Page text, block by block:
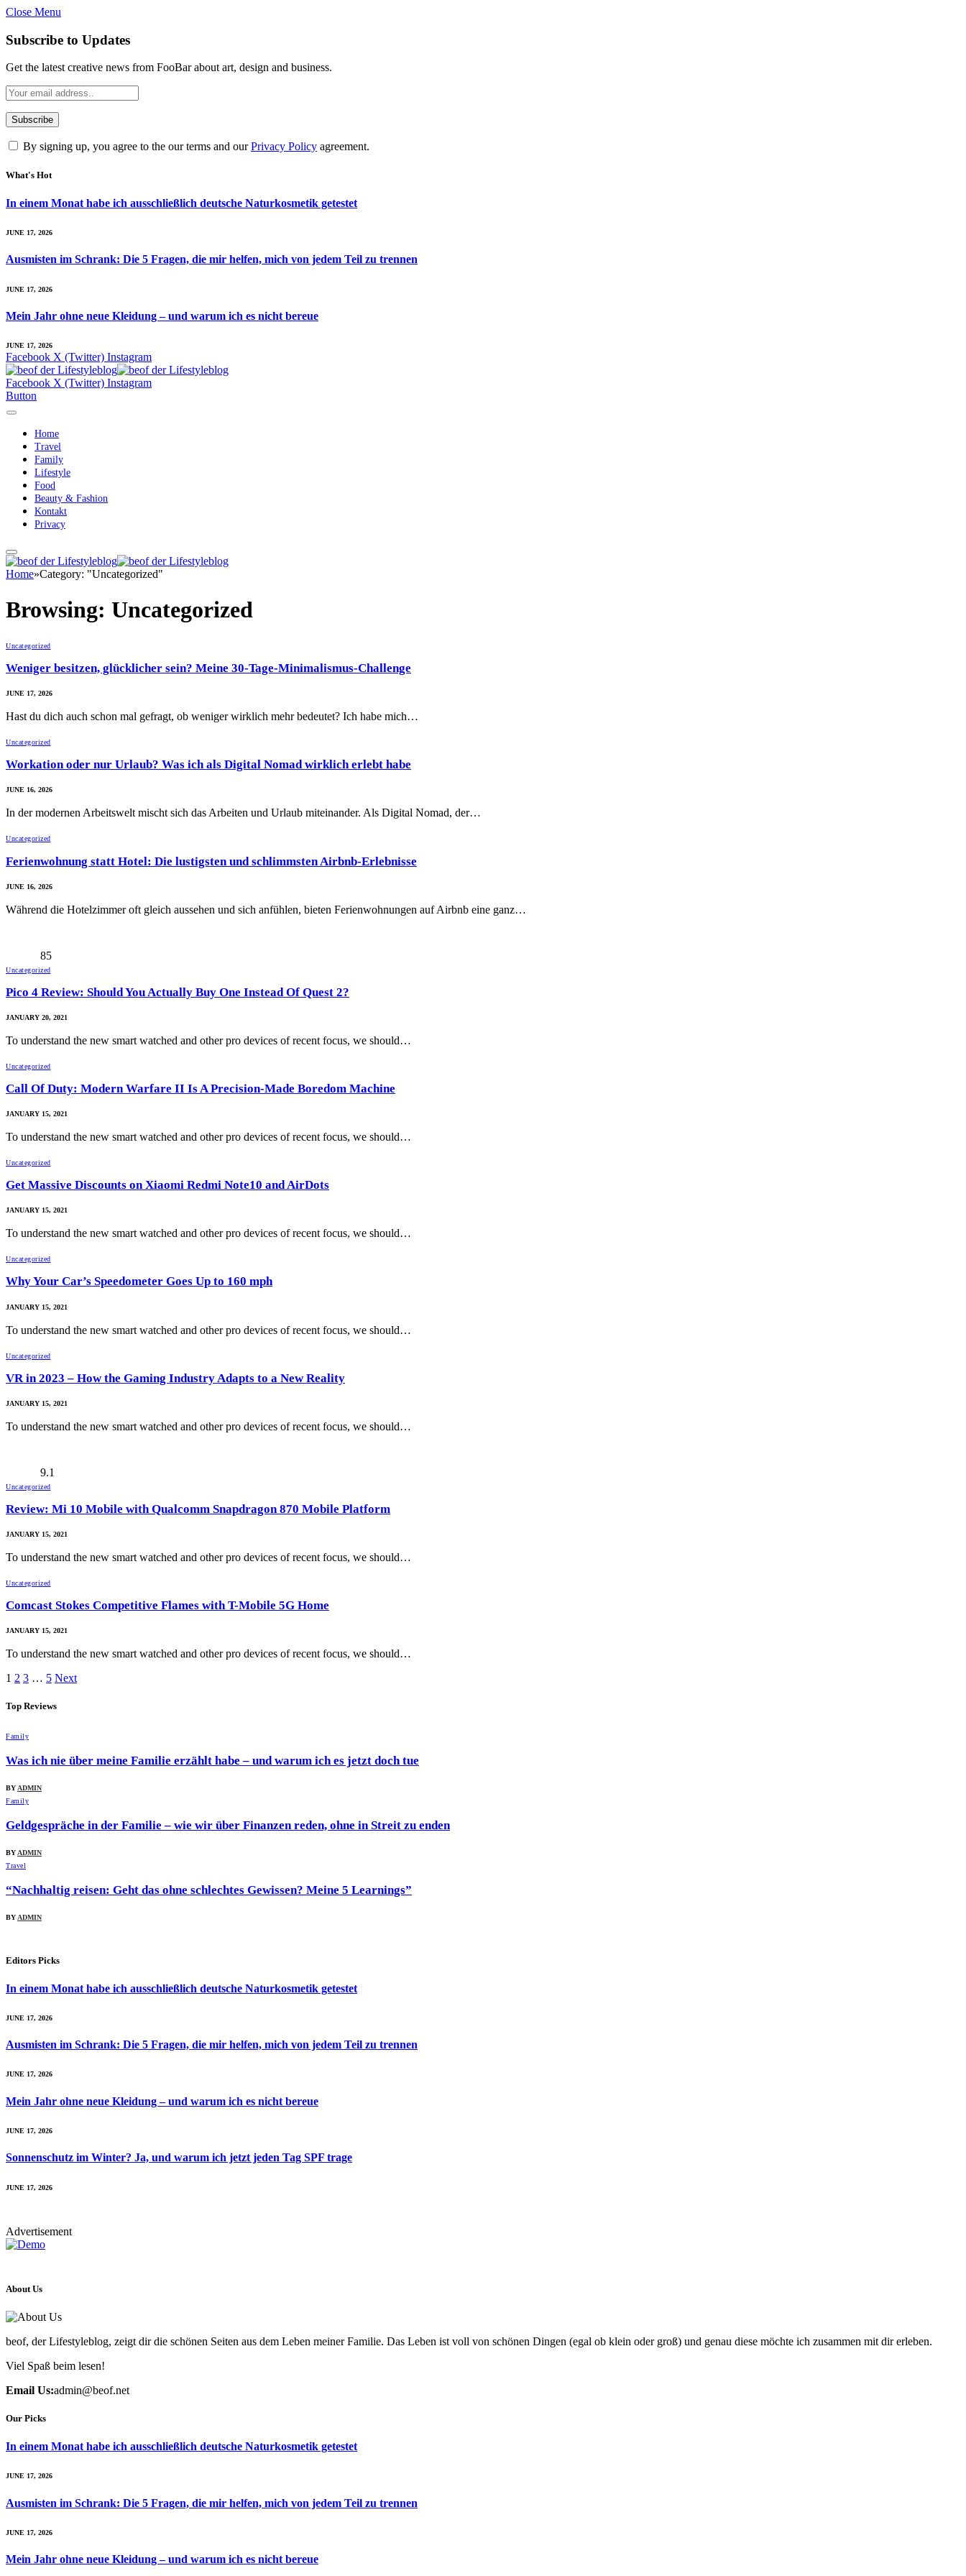
Close Menu
Subscribe to Updates
Get the latest creative news from FooBar about art, design and business.
By signing up, you agree to the our terms and ourPrivacy Policy agreement.
What's Hot
In einem Monat habe ich ausschließlich deutsche Naturkosmetik getestet
JUNE 17, 2026
Ausmisten im Schrank: Die 5 Fragen, die mir helfen, mich von jedem Teil zu trennen
JUNE 17, 2026
Mein Jahr ohne neue Kleidung – und warum ich es nicht bereue
JUNE 17, 2026
Facebook X (Twitter) Instagram
Facebook X (Twitter) Instagram
Button
Home
Travel
Family
Lifestyle
Food
Beauty & Fashion
Kontakt
Privacy
Home»Category: "Uncategorized"
Browsing: Uncategorized
Uncategorized
Weniger besitzen, glücklicher sein? Meine 30-Tage-Minimalismus-Challenge
JUNE 17, 2026
Hast du dich auch schon mal gefragt, ob weniger wirklich mehr bedeutet? Ich habe mich…
Uncategorized
Workation oder nur Urlaub? Was ich als Digital Nomad wirklich erlebt habe
JUNE 16, 2026
In der modernen Arbeitswelt mischt sich das Arbeiten und Urlaub miteinander. Als Digital Nomad, der…
Uncategorized
Ferienwohnung statt Hotel: Die lustigsten und schlimmsten Airbnb-Erlebnisse
JUNE 16, 2026
Während die Hotelzimmer oft gleich aussehen und sich anfühlen, bieten Ferienwohnungen auf Airbnb eine ganz…
85
Uncategorized
Pico 4 Review: Should You Actually Buy One Instead Of Quest 2?
JANUARY 20, 2021
To understand the new smart watched and other pro devices of recent focus, we should…
Uncategorized
Call Of Duty: Modern Warfare II Is A Precision-Made Boredom Machine
JANUARY 15, 2021
To understand the new smart watched and other pro devices of recent focus, we should…
Uncategorized
Get Massive Discounts on Xiaomi Redmi Note10 and AirDots
JANUARY 15, 2021
To understand the new smart watched and other pro devices of recent focus, we should…
Uncategorized
Why Your Car’s Speedometer Goes Up to 160 mph
JANUARY 15, 2021
To understand the new smart watched and other pro devices of recent focus, we should…
Uncategorized
VR in 2023 – How the Gaming Industry Adapts to a New Reality
JANUARY 15, 2021
To understand the new smart watched and other pro devices of recent focus, we should…
9.1
Uncategorized
Review: Mi 10 Mobile with Qualcomm Snapdragon 870 Mobile Platform
JANUARY 15, 2021
To understand the new smart watched and other pro devices of recent focus, we should…
Uncategorized
Comcast Stokes Competitive Flames with T-Mobile 5G Home
JANUARY 15, 2021
To understand the new smart watched and other pro devices of recent focus, we should…
1 2 3 … 5 Next
Top Reviews
Family
Was ich nie über meine Familie erzählt habe – und warum ich es jetzt doch tue
BY ADMIN
Family
Geldgespräche in der Familie – wie wir über Finanzen reden, ohne in Streit zu enden
BY ADMIN
Travel
“Nachhaltig reisen: Geht das ohne schlechtes Gewissen? Meine 5 Learnings”
BY ADMIN
Editors Picks
In einem Monat habe ich ausschließlich deutsche Naturkosmetik getestet
JUNE 17, 2026
Ausmisten im Schrank: Die 5 Fragen, die mir helfen, mich von jedem Teil zu trennen
JUNE 17, 2026
Mein Jahr ohne neue Kleidung – und warum ich es nicht bereue
JUNE 17, 2026
Sonnenschutz im Winter? Ja, und warum ich jetzt jeden Tag SPF trage
JUNE 17, 2026
Advertisement
About Us
beof, der Lifestyleblog, zeigt dir die schönen Seiten aus dem Leben meiner Familie. Das Leben ist voll von schönen Dingen (egal ob klein oder groß) und genau diese möchte ich zusammen mit dir erleben.
Viel Spaß beim lesen!
Email Us:admin@beof.net
Our Picks
In einem Monat habe ich ausschließlich deutsche Naturkosmetik getestet
JUNE 17, 2026
Ausmisten im Schrank: Die 5 Fragen, die mir helfen, mich von jedem Teil zu trennen
JUNE 17, 2026
Mein Jahr ohne neue Kleidung – und warum ich es nicht bereue